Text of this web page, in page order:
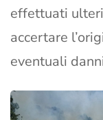
effettuati
accertare
eventuali